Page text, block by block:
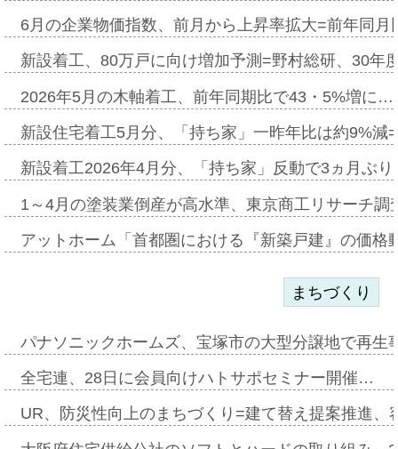
6月の企業物価指数、前月から上昇率拡大=前年同
新設着工、80万戸に向け増加予測=野村総研、30年
2026年5月の木軸着工、前年同期比で43・5%増に…
新設住宅着工5月分、「持ち家」一昨年比は約9%
新設着工2026年4月分、「持ち家」反動で3ヵ月ぶ
1～4月の塗装業倒産が高水準、東京商工リサーチ
アットホーム「首都圏における『新築戸建』の価
まちづくり
パナソニックホームズ、宝塚市の大型分譲地で再
全宅連、28日に会員向けハトサポセミナー開催…
UR、防災性向上のまちづくり=建て替え提案推進